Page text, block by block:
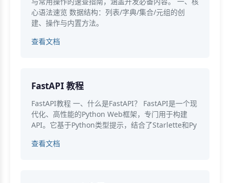
心语法速览 数据结构：列表/字典/集合/元组的创
建、操作与内置方法。
查看文档
FastAPI 教程
FastAPI教程 一、什么是FastAPI？ FastAPI是一个现
代化、高性能的Python Web框架，专门用于构建
API。它基于Python类型提示，结合了Starlette和Py
查看文档